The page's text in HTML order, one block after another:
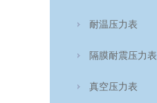
耐温压力表
隔膜耐震压力表
真空压力表